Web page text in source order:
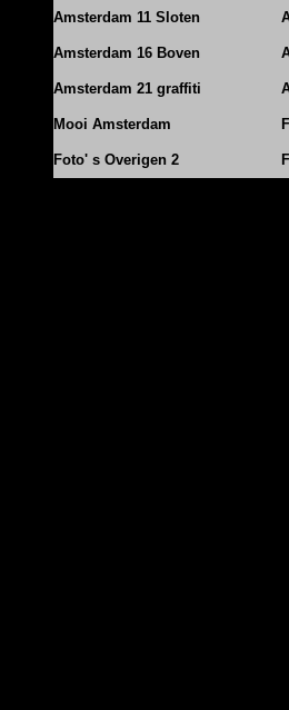
Amsterdam 11 Sloten
Amsterdam 16 Boven
Amsterdam 21 graffiti
Mooi Amsterdam
Foto' s Overigen 2